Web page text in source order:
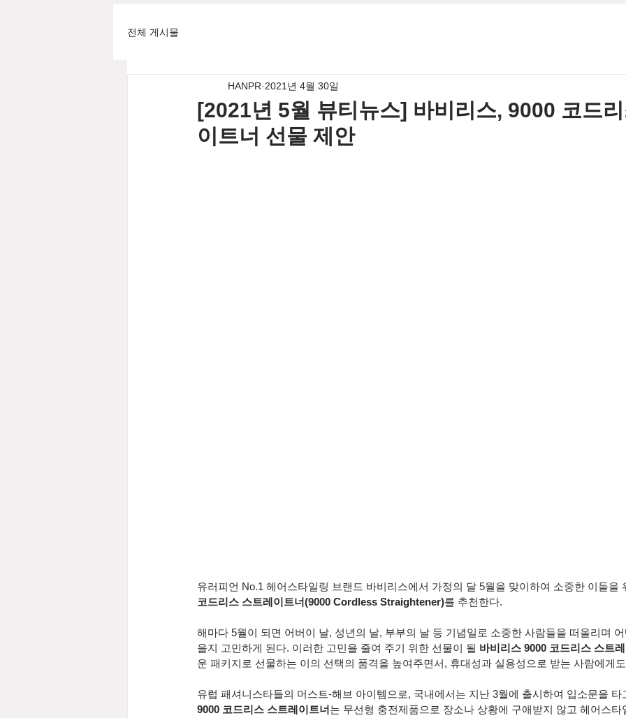
전체 게시물
[2021년 5월 뷰티뉴스] 바비리스, 9000 코드리
이트너 선물 제안
HANPR 2021년 4월 30일
유러피언 No.1 헤어스타일링 브랜드 바비리스에서 가정의 달 5월을 맞이하여 소중한 이들을
코드리스 스트레이트너(9000 Cordless Straightener)를 추천한다.
해마다 5월이 되면 어버이 날, 성년의 날, 부부의 날 등 기념일로 소중한 사람들을 떠올리며
을지 고민하게 된다. 이러한 고민을 줄여 주기 위한 선물이 될 바비리스 9000 코드리스 스트
운 패키지로 선물하는 이의 선택의 품격을 높여주면서, 휴대성과 실용성으로 받는 사람에게
유럽 패셔니스타들의 머스트-해브 아이템으로, 국내에서는 지난 3월에 출시하여 입소문을 타
9000 코드리스 스트레이트너는 무선형 충전제품으로 장소나 상황에 구애받지 않고 헤어스타